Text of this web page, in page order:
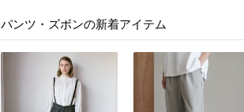
パンツ・ズボンの新着アイテム